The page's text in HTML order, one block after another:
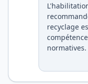
recyclage
normatives.